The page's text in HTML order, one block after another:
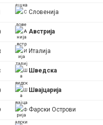
Словенија
Австрија
Италија
Шведска
Швајцарија
Фарски Острови